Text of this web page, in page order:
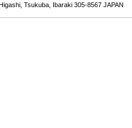
Tsukuba, Ibaraki 305-8567 JAPAN